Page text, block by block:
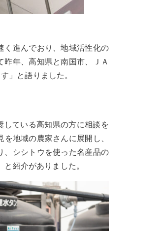
く進んでおり、地域活性化の
年、高知県と南国市、ＪＡ
」と語りました。
している高知県の方に相談を
地域の農家さんに展開し、
、シシトウを使った名産品の
紹介がありました。